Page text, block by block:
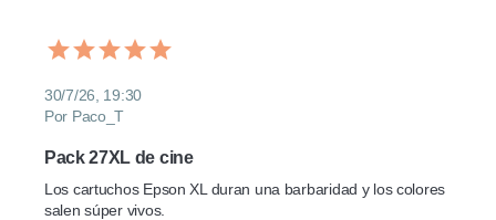
30/7/26, 19:30
Por Paco_T
Pack 27XL de cine
Los cartuchos Epson XL duran una barbaridad y los colores
salen súper vivos.